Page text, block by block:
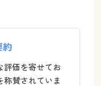
約
評価を寄せてお
称賛されていま